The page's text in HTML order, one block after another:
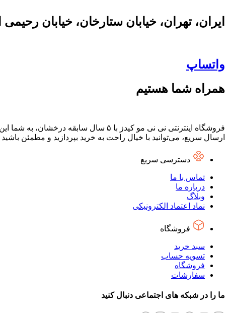
ایران، تهران، خیابان ستارخان، خیابان
واتساپ
همراه شما هستیم
فروشگاه اینترنتی نی نی مو کیدز با ۵
ارسال سریع، می‌توانید با خیال راحت به خرید بپردازید و مطمئن
دسترسی سریع
تماس با ما
درباره ما
وبلاگ
نماد اعتماد الکترونیکی
فروشگاه
سبد خرید
تسویه حساب
فروشگاه
سفارشات
ما را در شبکه های اجتماعی دنبال کنید